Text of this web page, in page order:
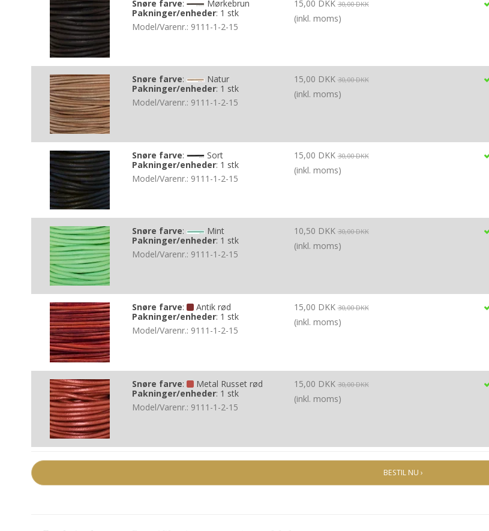
Snøre farve:
Mørkebrun
Pakninger/enheder: 1 stk
Model/Varenr.: 9111-1-2-15
15,00 DKK 30,00 DKK
(inkl. moms)
Snøre farve:
Natur
Pakninger/enheder: 1 stk
Model/Varenr.: 9111-1-2-15
15,00 DKK 30,00 DKK
(inkl. moms)
Snøre farve:
Sort
Pakninger/enheder: 1 stk
Model/Varenr.: 9111-1-2-15
15,00 DKK 30,00 DKK
(inkl. moms)
Snøre farve:
Mint
Pakninger/enheder: 1 stk
Model/Varenr.: 9111-1-2-15
10,50 DKK 30,00 DKK
(inkl. moms)
Snøre farve:
Antik rød
Pakninger/enheder: 1 stk
Model/Varenr.: 9111-1-2-15
15,00 DKK 30,00 DKK
(inkl. moms)
Snøre farve:
Metal Russet rød
Pakninger/enheder: 1 stk
Model/Varenr.: 9111-1-2-15
15,00 DKK 30,00 DKK
(inkl. moms)
BESTIL NU ›